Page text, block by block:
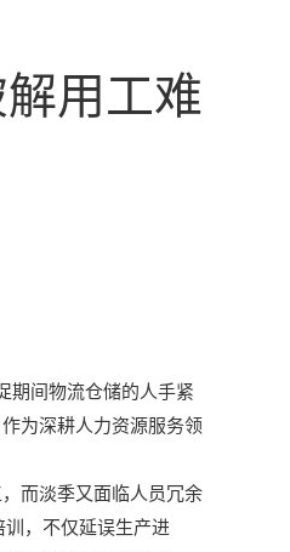
用工难
期间物流仓储的人手紧
为深耕人力资源服务领
而淡季又面临人员冗余
，不仅延误生产进